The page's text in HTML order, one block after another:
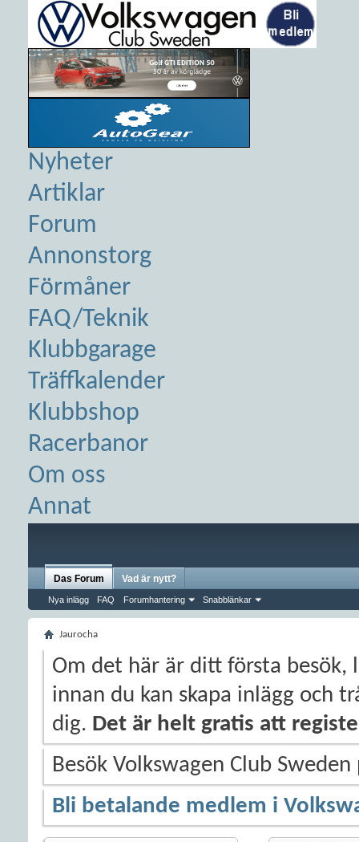
Nyheter
Artiklar
Forum
Annonstorg
Förmåner
FAQ/Teknik
Klubbgarage
Träffkalender
Klubbshop
Racerbanor
Om oss
Annat
Das Forum
Nya inlägg FAQ Forumhantering Snabblänkar
Vad är nytt?
Jaurocha
Om det här är ditt första besök,
innan du kan skapa inlägg och
dig. Det är helt gratis att
Besök Volkswagen Club
Bli betalande medlem i